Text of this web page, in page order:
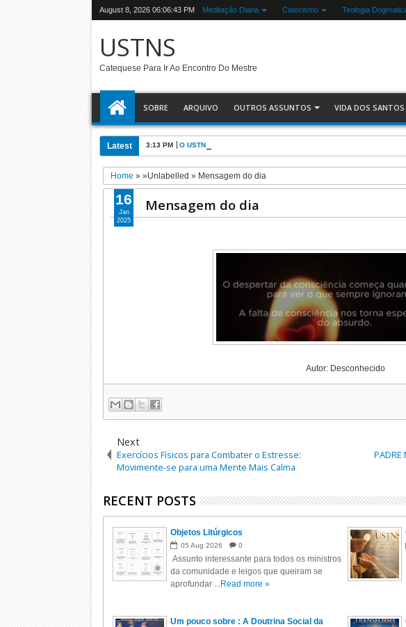
August 8, 2026 06:06:44 PM Meditação Diaria Catecismo Teologia
USTNS
Catequese Para Ir Ao Encontro Do Mestre
SOBRE ARQUIVO OUTROS ASSUNTOS VIDA DOS SANTOS
Latest 3:13 PM O USTNS e a Eucaristia
Home » »Unlabelled » Mensagem do dia
Mensagem do dia
Autor: Desconhecido
16
Jan
2025
Next
Exercícios Físicos para Combater o Estresse:
Movimente-se para uma Mente Mais Calma
PADRE
RECENT POSTS
Objetos Litúrgicos
05 Aug 2026 0
Assunto interessante para todos os ministros
da comunidade e leigos que queiram se
aprofundar ...Read more »
Um pouco sobre : A Doutrina Social da